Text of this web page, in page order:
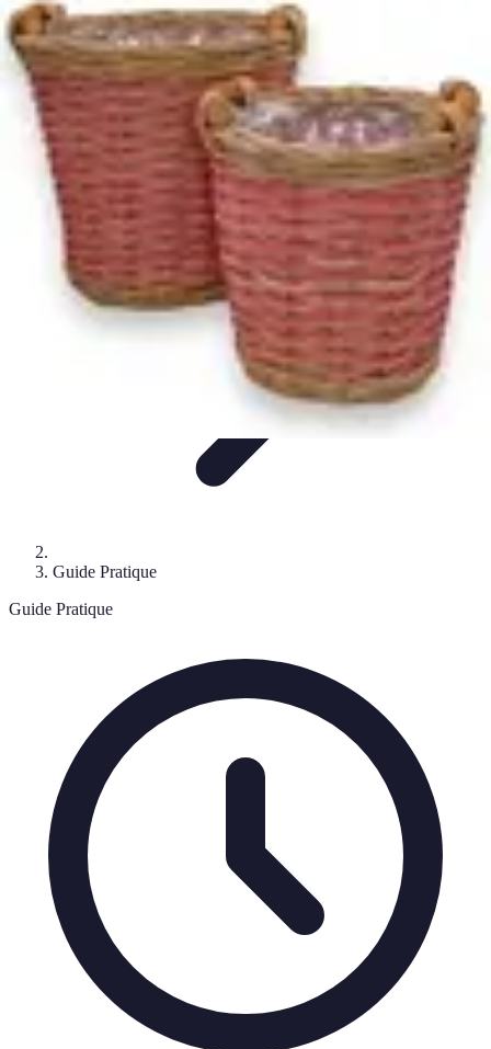
Minimalisme Voyage
Astuces de VoyageStratégies Erreurs à Éviter
Valeurs
Stratégies de Voyage
Minimalisme Voyage
Guide Pratique
Guide Pratique